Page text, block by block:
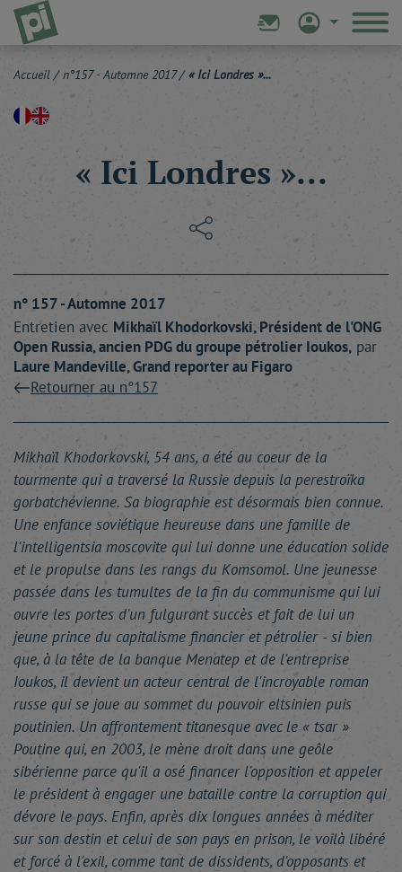
Accueil / n°157 - Automne 2017/ « Ici Londres »...
« Ici Londres »...
n° 157 - Automne 2017
Entretien avec Mikhaïl Khodorkovski, Président de l'ONG
Open Russia, ancien PDG du groupe pétrolier Ioukos, par
Laure Mandeville, Grand reporter au Figaro
Retourner au n°157
Mikhaïl Khodorkovski, 54 ans, a été au coeur de la
tourmente qui a traversé la Russie depuis la perestroïka
gorbatchévienne. Sa biographie est désormais bien connue.
Une enfance soviétique heureuse dans une famille de
l'intelligentsia moscovite qui lui donne une éducation solide
et le propulse dans les rangs du Komsomol. Une jeunesse
passée dans les tumultes de la fin du communisme qui lui
ouvre les portes d'un fulgurant succès et fait de lui un
jeune prince du capitalisme financier et pétrolier - si bien
que, à la tête de la banque Menatep et de l'entreprise
Ioukos, il devient un acteur central de l'incroyable roman
russe qui se joue au sommet du pouvoir eltsinien puis
poutinien. Un affrontement titanesque avec le « tsar »
Poutine qui, en 2003, le mène droit dans une geôle
sibérienne parce qu'il a osé financer l'opposition et appeler
le président à engager une bataille contre la corruption qui
dévore le pays. Enfin, après dix longues années à méditer
sur son destin et celui de son pays en prison, le voilà libéré
et forcé à l'exil, comme tant de dissidents, d'opposants et